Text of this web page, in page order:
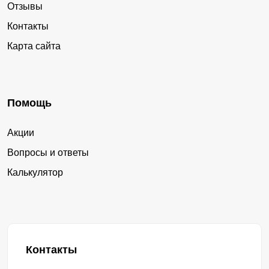
Отзывы
Контакты
Карта сайта
Помощь
Акции
Вопросы и ответы
Калькулятор
Контакты